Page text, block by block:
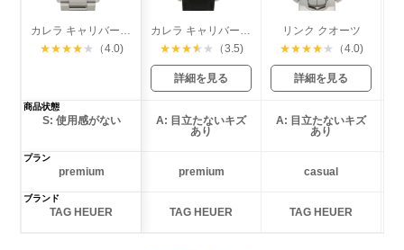
カレラ キャリバー16 クロノグラフ デイデイト
★★★★ ★ （4.0)
カレラ キャリバー16 クロノグラフ
★★★★ ★ （3.5)
詳細を見る
リンク クオーツ
★★★★ ★ （4.0)
詳細を見る
商品状態
S: 使用感がない
A: 目立たないキズ
あり
A: 目立たないキズ
あり
プラン
premium premium casual
ブランド
TAG HEUER TAG HEUER TAG HEUER